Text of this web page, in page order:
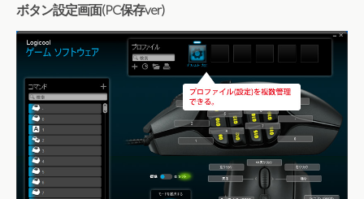
ボタン設定画面(PC保存ver)